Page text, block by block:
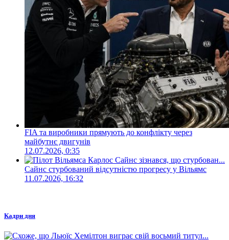
FIA та виробники прямують до конфлікту через
майбутнє двигунів
12.07.2026, 0:35
Сайнс стурбований відсутністю прогресу у Вільямс
11.07.2026, 16:32
Кадри дня